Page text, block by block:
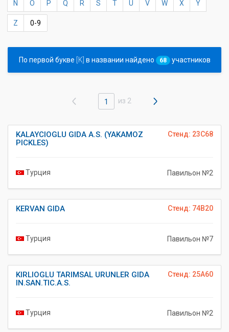
N O P Q R S T U V W X Y
Z 0-9
По первой букве [K] в названии найдено 68 участников
1 из 2
Стенд: 23C68
KALAYCIOGLU GIDA A.S. (YAKAMOZ
PICKLES)
Турция Павильон №2
Стенд: 74B20
KERVAN GIDA
Турция Павильон №7
Стенд: 25A60
KIRLIOGLU TARIMSAL URUNLER GIDA
IN.SAN.TIC.A.S.
Турция Павильон №2